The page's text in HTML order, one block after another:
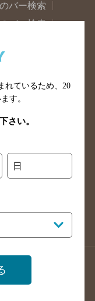
バー検索
バー検索
のバー検索
バー検索
バー検索
バー検索
バー検索
新方法のご案内
ているため、 20
す。
さい。
日